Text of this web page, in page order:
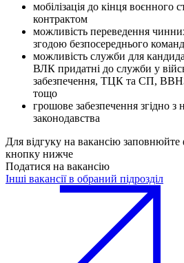
мобілізація до кінця воєнного
контрактом
можливість переведення
згодою безпосереднього
можливість служби для
ВЛК придатні до служби у
забезпечення, ТЦК та СП,
тощо
грошове забезпечення згідно
законодавства
Для відгуку на вакансію
кнопку нижче
Податися на вакансію
Інші вакансії в обраний підрозділ